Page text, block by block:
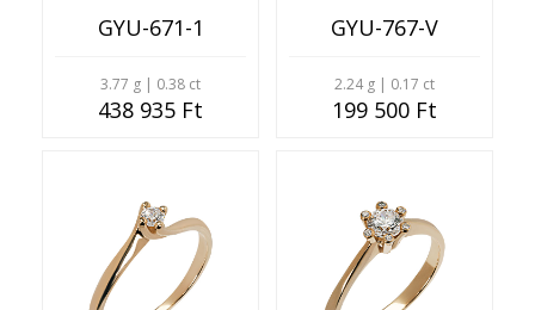
GYU-671-1
3.77 g | 0.38 ct
438 935 Ft
GYU-767-V
2.24 g | 0.17 ct
199 500 Ft